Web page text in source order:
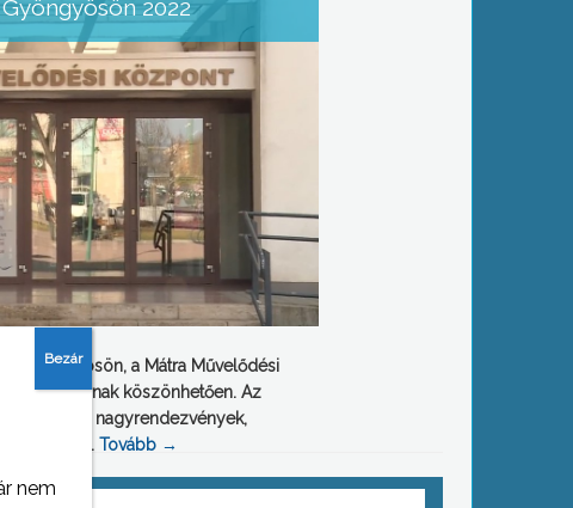
2022
Gyöngyösön, a Mátra Művelődési
Könyvtárnak köszönhetően. Az
a városi nagyrendezvények,
… Tovább →
nem